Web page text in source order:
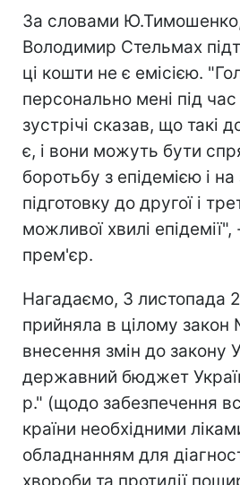
За словами
Володимир Стельмах
ці кошти не є емісією.
персонально мені під час
зустрічі сказав, що такі
є, і вони можуть бути
боротьбу з епідемією і на
підготовку до другої і
можливої хвилі
прем'єр.
Нагадаємо, 3 листопада
прийняла в цілому
внесення змін до закону
державний бюджет
р." (щодо забезпечення
країни необхідними
обладнанням для